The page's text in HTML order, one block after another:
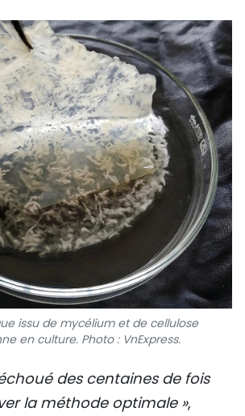
issu de mycélium et de cellulose
en culture. Photo : VnExpress.
des centaines de fois
la méthode optimale »,